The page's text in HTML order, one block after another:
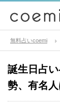
無料占いcoemi
誕生日占
勢、有名人